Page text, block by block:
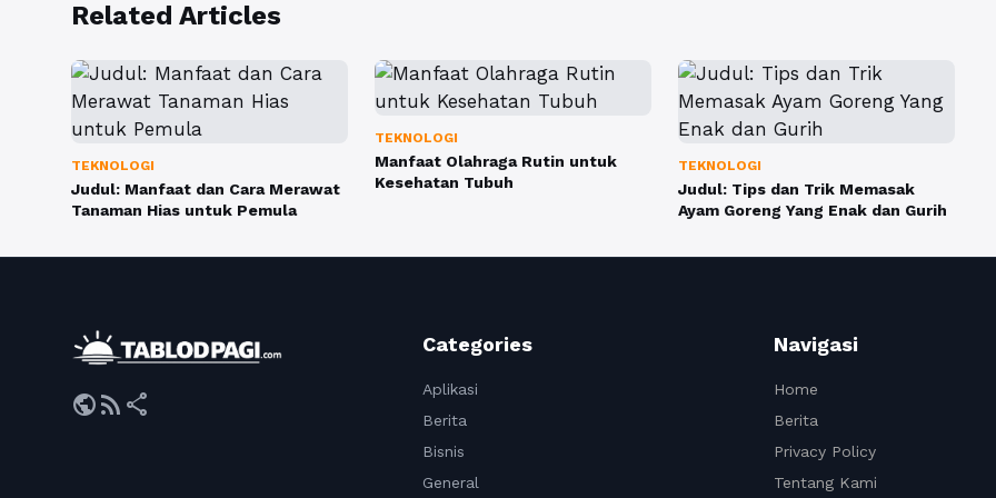
Related Articles
TEKNOLOGI
Judul: Manfaat dan Cara Merawat
Tanaman Hias untuk Pemula
TEKNOLOGI
Manfaat Olahraga Rutin untuk
Kesehatan Tubuh
TEKNOLOGI
Judul: Tips dan Trik Memasak
Ayam Goreng Yang Enak dan Gurih
publicrss_feed share
Categories
Aplikasi
Berita
Bisnis
General
Navigasi
Home
Berita
Privacy Policy
Tentang Kami